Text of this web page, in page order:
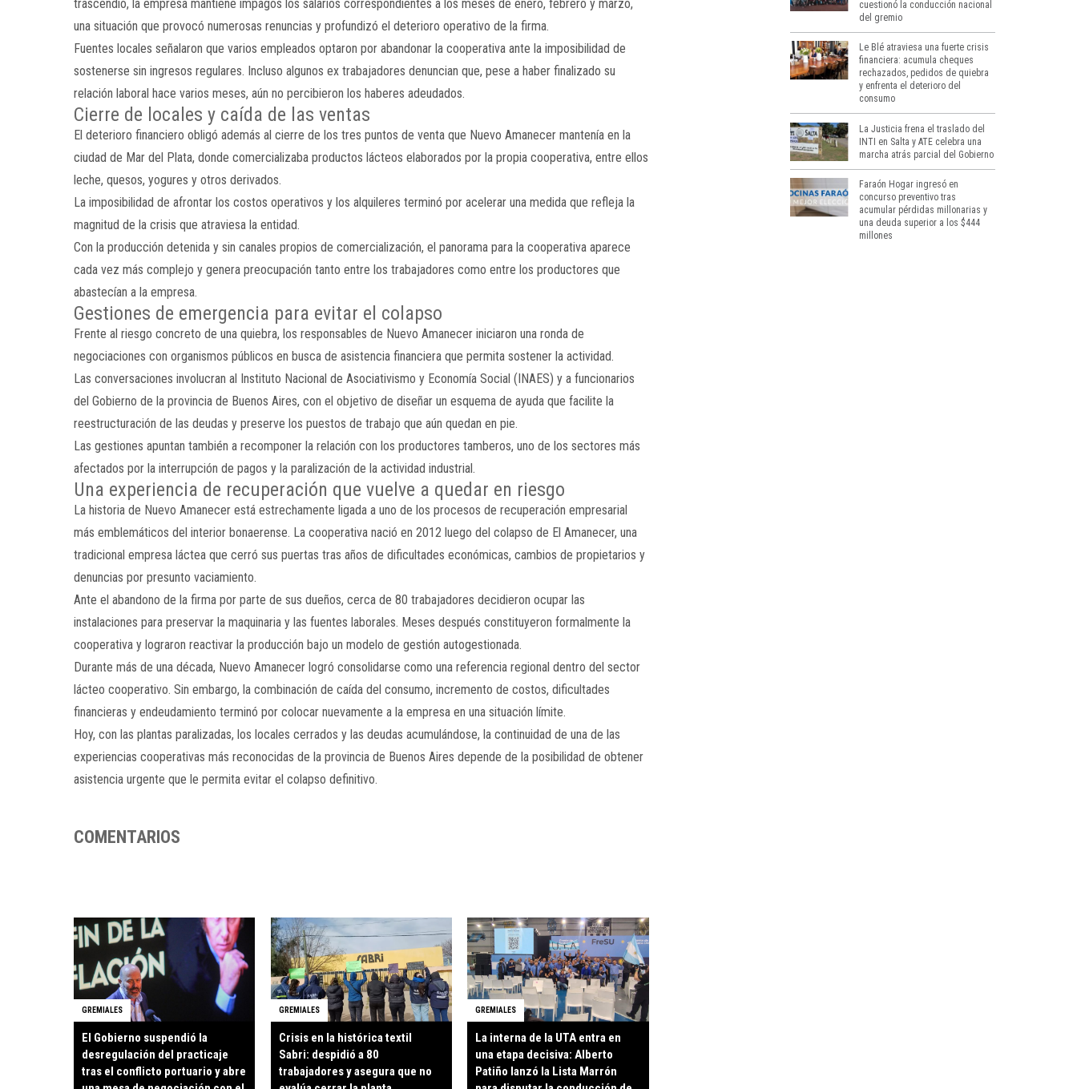
trascendió, la empresa mantiene impagos los salarios correspondientes a los meses de enero, febrero y marzo,
una situación que provocó numerosas renuncias y profundizó el deterioro operativo de la firma.
Fuentes locales señalaron que varios empleados optaron por abandonar la cooperativa ante la imposibilidad de
sostenerse sin ingresos regulares. Incluso algunos ex trabajadores denuncian que, pese a haber finalizado su
relación laboral hace varios meses, aún no percibieron los haberes adeudados.
Cierre de locales y caída de las ventas
El deterioro financiero obligó además al cierre de los tres puntos de venta que Nuevo Amanecer mantenía en la
ciudad de Mar del Plata, donde comercializaba productos lácteos elaborados por la propia cooperativa, entre ellos
leche, quesos, yogures y otros derivados.
La imposibilidad de afrontar los costos operativos y los alquileres terminó por acelerar una medida que refleja la
magnitud de la crisis que atraviesa la entidad.
Con la producción detenida y sin canales propios de comercialización, el panorama para la cooperativa aparece
cada vez más complejo y genera preocupación tanto entre los trabajadores como entre los productores que
abastecían a la empresa.
Gestiones de emergencia para evitar el colapso
Frente al riesgo concreto de una quiebra, los responsables de Nuevo Amanecer iniciaron una ronda de
negociaciones con organismos públicos en busca de asistencia financiera que permita sostener la actividad.
Las conversaciones involucran al Instituto Nacional de Asociativismo y Economía Social (INAES) y a funcionarios
del Gobierno de la provincia de Buenos Aires, con el objetivo de diseñar un esquema de ayuda que facilite la
reestructuración de las deudas y preserve los puestos de trabajo que aún quedan en pie.
Las gestiones apuntan también a recomponer la relación con los productores tamberos, uno de los sectores más
afectados por la interrupción de pagos y la paralización de la actividad industrial.
Una experiencia de recuperación que vuelve a quedar en riesgo
La historia de Nuevo Amanecer está estrechamente ligada a uno de los procesos de recuperación empresarial
más emblemáticos del interior bonaerense. La cooperativa nació en 2012 luego del colapso de El Amanecer, una
tradicional empresa láctea que cerró sus puertas tras años de dificultades económicas, cambios de propietarios y
denuncias por presunto vaciamiento.
Ante el abandono de la firma por parte de sus dueños, cerca de 80 trabajadores decidieron ocupar las
instalaciones para preservar la maquinaria y las fuentes laborales. Meses después constituyeron formalmente la
cooperativa y lograron reactivar la producción bajo un modelo de gestión autogestionada.
Durante más de una década, Nuevo Amanecer logró consolidarse como una referencia regional dentro del sector
lácteo cooperativo. Sin embargo, la combinación de caída del consumo, incremento de costos, dificultades
financieras y endeudamiento terminó por colocar nuevamente a la empresa en una situación límite.
Hoy, con las plantas paralizadas, los locales cerrados y las deudas acumulándose, la continuidad de una de las
experiencias cooperativas más reconocidas de la provincia de Buenos Aires depende de la posibilidad de obtener
asistencia urgente que le permita evitar el colapso definitivo.
COMENTARIOS
GREMIALES
El Gobierno suspendió la
desregulación del practicaje
tras el conflicto portuario y abre
GREMIALES
Crisis en la histórica textil
Sabri: despidió a 80
trabajadores y asegura que no
GREMIALES
La interna de la UTA entra en
una etapa decisiva: Alberto
Patiño lanzó la Lista Marrón
cuestionó la conducción nacional
del gremio
Le Blé atraviesa una fuerte crisis
financiera: acumula cheques
rechazados, pedidos de quiebra
y enfrenta el deterioro del
consumo
La Justicia frena el traslado del
INTI en Salta y ATE celebra una
marcha atrás parcial del Gobierno
Faraón Hogar ingresó en
concurso preventivo tras
acumular pérdidas millonarias y
una deuda superior a los $444
millones